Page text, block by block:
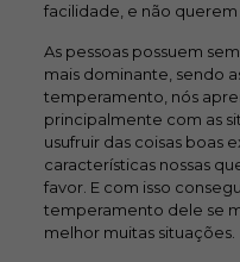
facilidade, e não querem
As pessoas possuem
mais dominante, sendo
temperamento, nós
principalmente com as
usufruir das coisas boas
características nossas
favor. E com isso
temperamento dele se
melhor muitas situações.